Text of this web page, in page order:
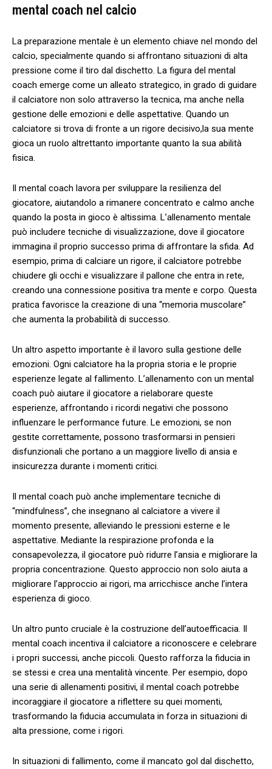
mental coach nel calcio
La preparazione mentale è un elemento chiave nel mondo del ​
calcio,⁤ specialmente quando si ‌affrontano⁢ situazioni di alta
pressione come il tiro dal dischetto. La figura del mental
coach emerge come un alleato strategico, in grado di guidare
il calciatore non solo​ attraverso ‌la tecnica, ma anche ⁤nella
gestione delle emozioni e delle‌ aspettative. Quando un
calciatore si trova di fronte a un rigore decisivo,la sua mente
gioca un ruolo altrettanto importante quanto la sua abilità
fisica.
Il mental⁢ coach lavora per sviluppare la resilienza del
giocatore, aiutandolo a rimanere concentrato e calmo anche
quando la posta in gioco è altissima. L’allenamento⁣ mentale
può includere tecniche di visualizzazione, dove il⁤ giocatore
immagina il proprio successo prima di affrontare la sfida. Ad
esempio, prima di calciare un rigore, il calciatore potrebbe
chiudere gli occhi e visualizzare il pallone che entra in rete,
creando una connessione positiva tra mente e corpo. Questa
pratica favorisce la creazione ⁢di una “memoria muscolare”
che aumenta la probabilità ‍di​ successo.
Un altro aspetto importante è il lavoro ‍sulla gestione delle
emozioni. Ogni calciatore ha la propria storia e le proprie
esperienze legate al fallimento. L’allenamento con un ⁢mental
coach ‌può aiutare il ‍giocatore a rielaborare queste
esperienze, affrontando‌ i ricordi negativi che ​possono
influenzare le performance future. Le emozioni, se non
gestite correttamente, possono trasformarsi in pensieri
disfunzionali che portano a un maggiore livello di ansia e
insicurezza durante i momenti critici.
Il mental coach può ‌anche implementare tecniche di
“mindfulness”, che insegnano al calciatore a vivere il
momento presente, alleviando‍ le pressioni esterne e le
‍aspettative. ⁣Mediante la respirazione profonda e la
consapevolezza, il giocatore può⁣ ridurre l’ansia e‌ migliorare la
propria concentrazione. Questo ⁣approccio ​non solo aiuta a
‌migliorare l’approccio ai rigori, ma arricchisce anche l’intera
esperienza ⁢di gioco.
Un altro punto cruciale è la costruzione ​dell’autoefficacia. Il
mental coach incentiva il calciatore a riconoscere e celebrare
i⁣ propri successi, anche ​piccoli. Questo rafforza‌ la fiducia⁤ in
se stessi⁤ e crea una mentalità vincente. Per esempio, dopo
una serie ⁣di allenamenti positivi, il mental coach potrebbe
incoraggiare il giocatore a riflettere​ su quei momenti,
trasformando ⁢la ​fiducia accumulata in forza in situazioni di
alta pressione,⁤ come i rigori.
In situazioni di fallimento, come il​ mancato gol dal ‌dischetto,